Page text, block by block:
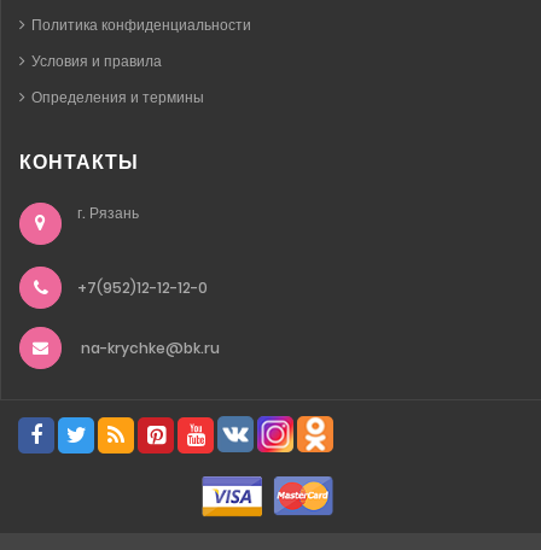
Политика конфиденциальности
Условия и правила
Определения и термины
КОНТАКТЫ
г. Рязань
+7(952)12-12-12-0
na-krychke@bk.ru